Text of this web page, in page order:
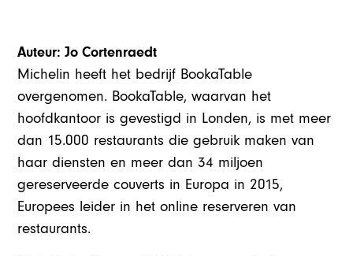
Auteur: Jo Cortenraedt
Michelin heeft het bedrijf BookaTable
overgenomen. BookaTable, waarvan het
hoofdkantoor is gevestigd in Londen, is met meer
dan 15.000 restaurants die gebruik maken van
haar diensten en meer dan 34 miljoen
gereserveerde couverts in Europa in 2015,
Europees leider in het online reserveren van
restaurants.